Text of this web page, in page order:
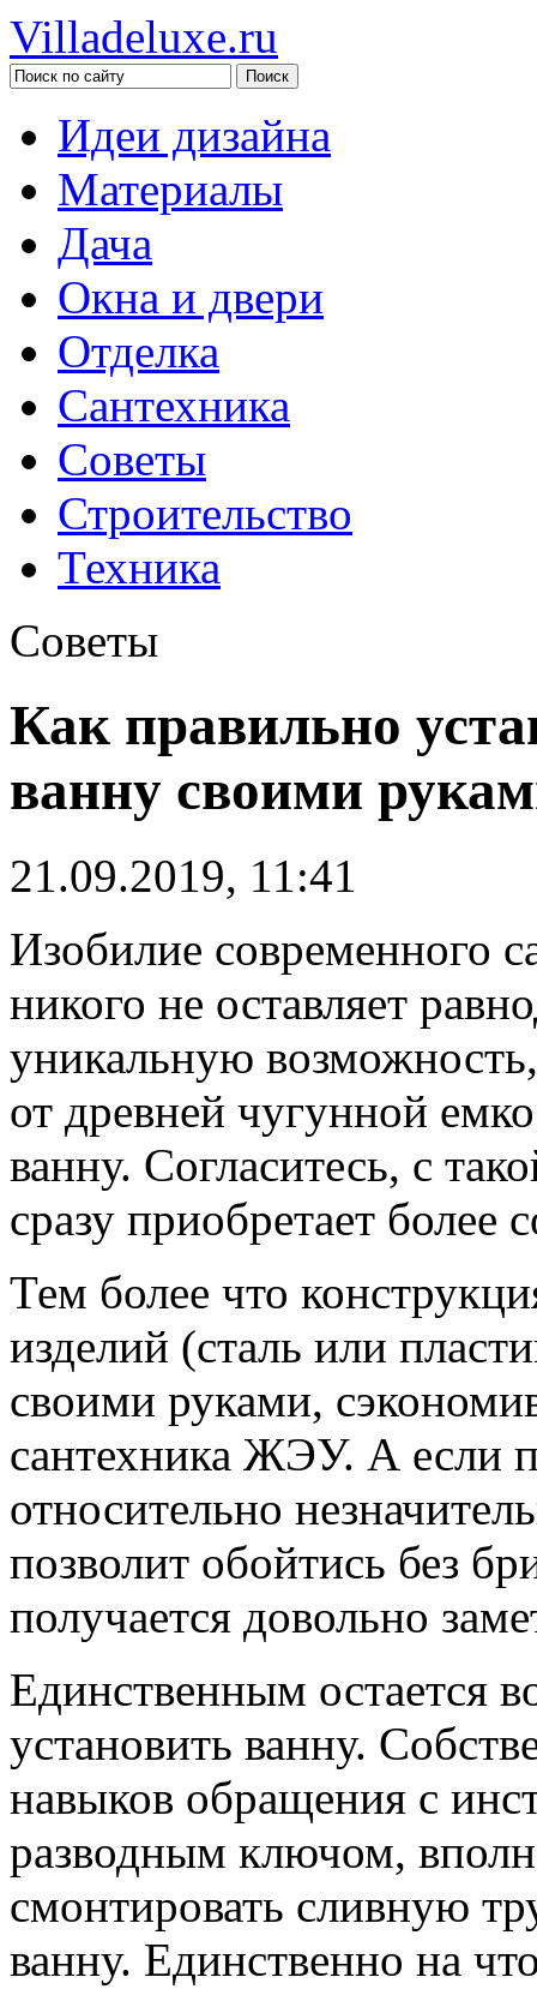
Villadeluxe.ru
Идеи дизайна
Материалы
Дача
Окна и двери
Отделка
Сантехника
Советы
Строительство
Техника
Советы
Как правильно
ванну своими
21.09.2019, 11:41
Изобилие современного
никого не оставляет
уникальную
от древней чугунной
ванну. Согласитесь, с
сразу приобретает более
Тем более что
изделий (сталь или
своими руками,
сантехника ЖЭУ. А если
относительно
позволит обойтись без
получается довольно
Единственным остается
установить ванну.
навыков обращения с
разводным ключом,
смонтировать сливную
ванну. Единственно на